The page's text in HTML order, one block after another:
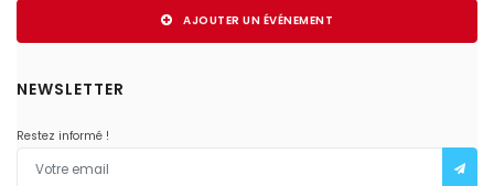
AJOUTER UN ÉVÉNEMENT
NEWSLETTER
Restez informé !